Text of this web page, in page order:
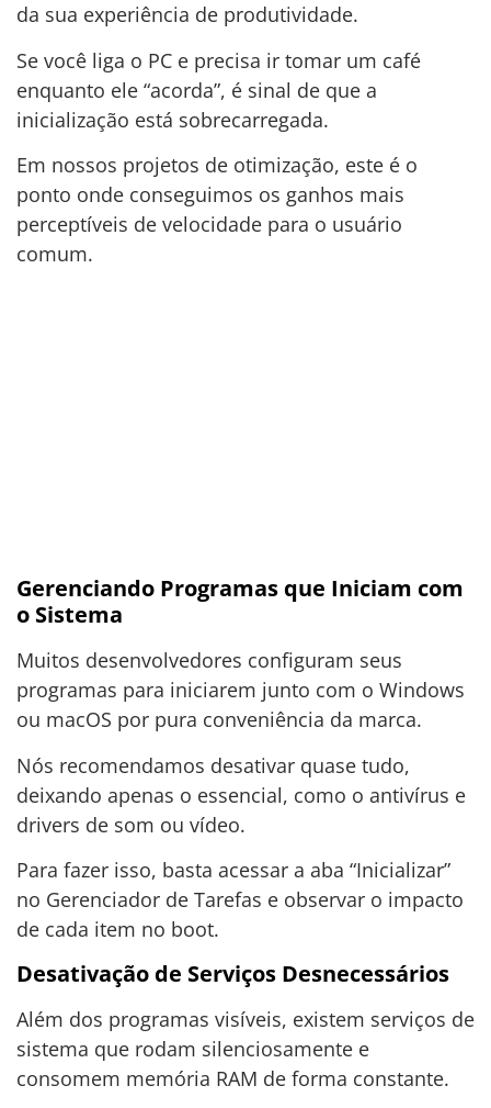
da sua experiência de produtividade.
Se você liga o PC e precisa ir tomar um café
enquanto ele “acorda”, é sinal de que a
inicialização está sobrecarregada.
Em nossos projetos de otimização, este é o
ponto onde conseguimos os ganhos mais
perceptíveis de velocidade para o usuário
comum.
Gerenciando Programas que Iniciam com
o Sistema
Muitos desenvolvedores configuram seus
programas para iniciarem junto com o Windows
ou macOS por pura conveniência da marca.
Nós recomendamos desativar quase tudo,
deixando apenas o essencial, como o antivírus e
drivers de som ou vídeo.
Para fazer isso, basta acessar a aba “Inicializar”
no Gerenciador de Tarefas e observar o impacto
de cada item no boot.
Desativação de Serviços Desnecessários
Além dos programas visíveis, existem serviços de
sistema que rodam silenciosamente e
consomem memória RAM de forma constante.